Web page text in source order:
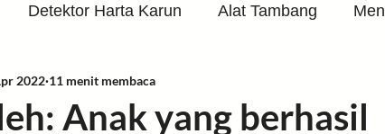
Detektor Harta Karun Alat Tambang
Post Penting
Anak yang berhasil
2022 11 menit membaca